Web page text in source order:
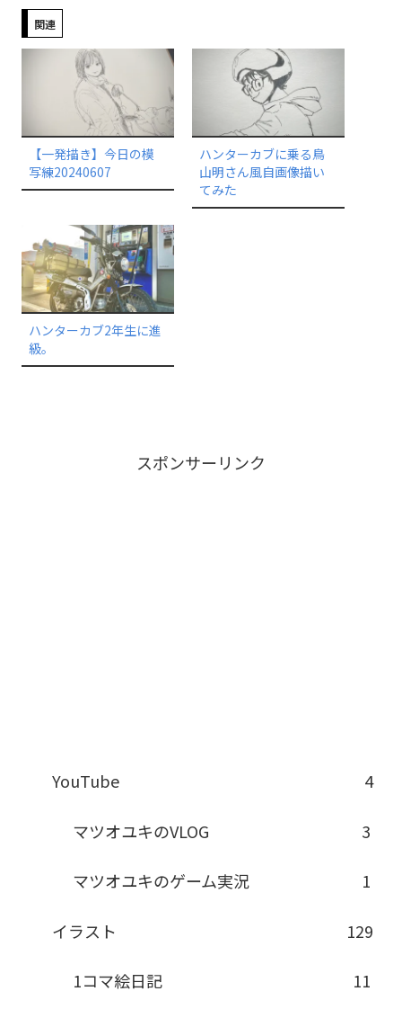
関連
【一発描き】今日の模
写練20240607
ハンターカブに乗る鳥
山明さん風自画像描い
てみた
ハンターカブ2年生に進
級。
スポンサーリンク
YouTube 4
マツオユキのVLOG 3
マツオユキのゲーム実況 1
イラスト 129
1コマ絵日記 11